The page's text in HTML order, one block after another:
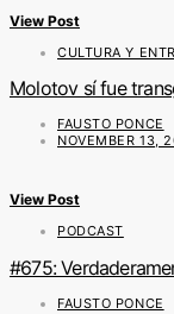
View Post
CULTURA Y
Molotov sí fue
FAUSTO PONCE
NOVEMBER 13,
View Post
PODCAST
#675:
FAUSTO PONCE